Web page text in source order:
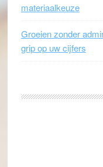
materiaalkeuze
Groeien zonder
grip op uw cijfers